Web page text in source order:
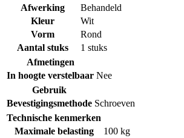
Afwerking
Behandeld
Kleur
Wit
Vorm
Rond
Aantal stuks
1 stuks
Afmetingen
In hoogte verstelbaar Nee
Gebruik
Bevestigingsmethode Schroeven
Technische kenmerken
Maximale belasting
100 kg